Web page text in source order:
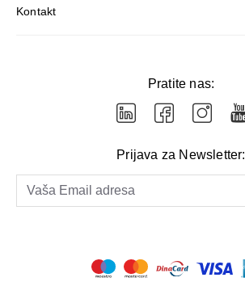
Kontakt
Pratite nas:
Prijava za Newsletter: